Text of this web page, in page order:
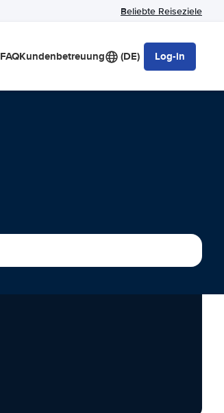
Beliebte Reiseziele
FAQKundenbetreuung (DE) Log-in